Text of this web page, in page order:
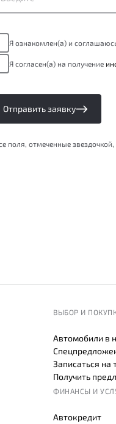
Я ознакомлен(а) и
Я согласен(а) на получение
Отправить заявку
поля, отмеченные
ВЫБОР И
Автомобили в
Записаться на
Получить
ФИНАНСЫ И
Автокредит